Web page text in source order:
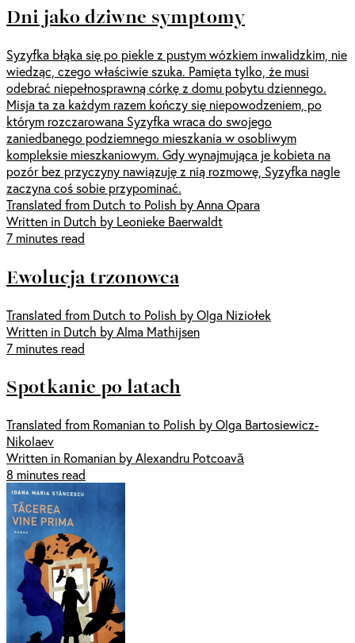
Dni jako dziwne symptomy
Syzyfka błąka się po piekle z pustym wózkiem inwalidzkim, nie
wiedząc, czego właściwie szuka. Pamięta tylko, że musi
odebrać niepełnosprawną córkę z domu pobytu dziennego.
Misja ta za każdym razem kończy się niepowodzeniem, po
którym rozczarowana Syzyfka wraca do swojego
zaniedbanego podziemnego mieszkania w osobliwym
kompleksie mieszkaniowym. Gdy wynajmująca je kobieta na
pozór bez przyczyny nawiązuję z nią rozmowę, Syzyfka nagle
zaczyna coś sobie przypominać.
Translated from Dutch to Polish by Anna Opara
Written in Dutch by Leonieke Baerwaldt
7 minutes read
Ewolucja trzonowca
Translated from Dutch to Polish by Olga Niziołek
Written in Dutch by Alma Mathijsen
7 minutes read
Spotkanie po latach
Translated from Romanian to Polish by Olga Bartosiewicz-
Nikolaev
Written in Romanian by Alexandru Potcoavă
8 minutes read